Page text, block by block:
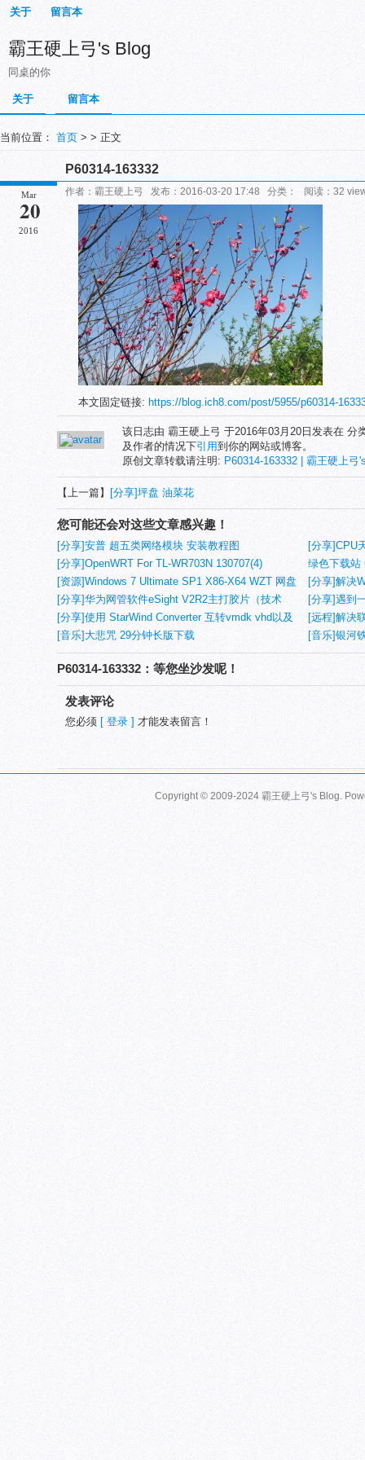
关于 留言本
霸王硬上弓's Blog
同桌的你
关于 留言本
当前位置： 首页 > > 正文
P60314-163332
Mar
20
2016
作者：霸王硬上弓 发布：2016-03-20 17:48 分类： 阅读：32
本文固定链接: https://blog.ich8.com/post/5955/p60314-
该日志由 霸王硬上弓 于2016年03月20日发表在 分
及作者的情况下引用到你的网站或博客。
原创文章转载请注明: P60314-163332 | 霸王硬上弓
【上一篇】 [分享]坪盘 油菜花
您可能还会对这些文章感兴趣！
[分享]安普 超五类网络模块 安装教程图
[分享]CPU
[分享]OpenWRT For TL-WR703N 130707(4)
绿色下载站
[资源]Windows 7 Ultimate SP1 X86-X64 WZT 网盘
分流
[分享]解决
链接404错
[分享]华为网管软件eSight V2R2主打胶片（技术
层） PDF
[分享]遇到
[分享]使用 StarWind Converter 互转vmdk vhd以及
转img(1)
[远程]解决
5100/5300
[音乐]大悲咒 29分钟长版下载 [音乐]银河
P60314-163332：等您坐沙发呢！
发表评论
您必须 [ 登录 ] 才能发表留言！
Copyright © 2009-2024 霸王硬上弓's Blog.